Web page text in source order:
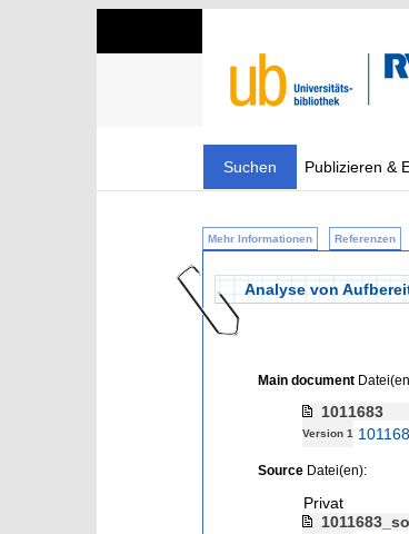
Suchen Publizieren &
Mehr Informationen Referenzen
Analyse von
Main document
1011683
Version 1
SourceDatei(en):
Privat